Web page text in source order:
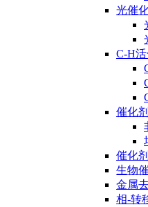
光催
C-H
催化
催化
生物
金属
相-转